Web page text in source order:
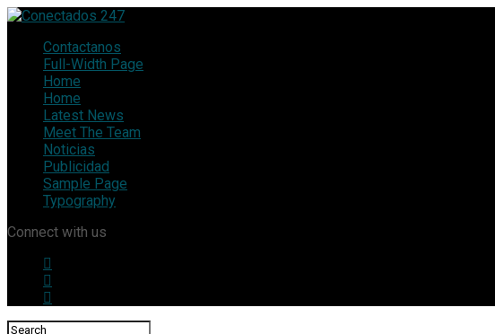
Contactanos
Full-Width Page
Home
Home
Latest News
Meet The Team
Noticias
Publicidad
Sample Page
Typography
Connect with us